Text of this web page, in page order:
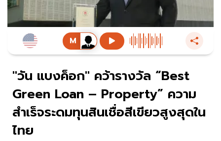
"วัน แบงค็อก" คว้ารางวัล “Best
Green Loan – Property” ความ
สำเร็จระดมทุนสินเชื่อสีเขียวสูงสุดใน
ไทย